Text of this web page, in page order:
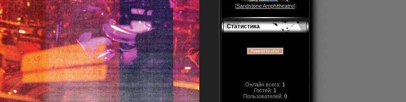
[Sandstone Amphitheatre]
Статистика
Онлайн всего: 1
Гостей: 1
Пользователей: 0